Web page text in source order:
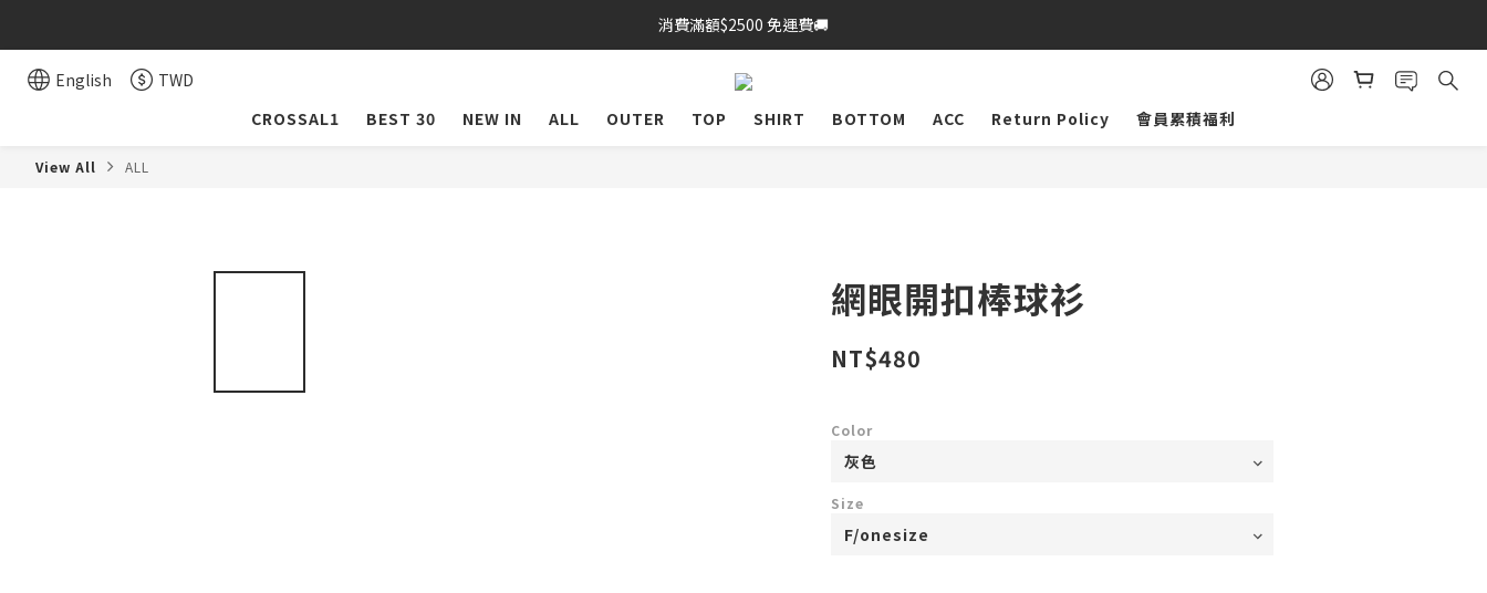
消費滿額$2500 免運費🚚
English
TWD
CROSSAL1
BEST 30 NEW IN ALL OUTER TOP SHIRT BOTTOM ACC Return Policy 會員累積福利
View All ALL
網眼開扣棒球衫
NT$480
Color
Size